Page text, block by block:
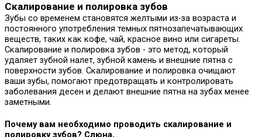
Скалирование и полировка зубов
Зубы со временем становятся желтыми из-за возраста и
постоянного употребления темных пятнозапечатывающих
веществ, таких как кофе, чай, красное вино или сигареты.
Скалирование и полировка зубов - это метод, который
удаляет зубной налет, зубной камень и внешние пятна с
поверхности зубов. Скалирование и полировка очищают
ваши зубы, помогают предотвращать и контролировать
заболевания десен и делают внешние пятна на зубах менее
заметными.
Почему вам необходимо проводить скалирование и
полировку зубов? Слюна,